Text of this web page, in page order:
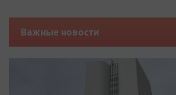
Важные новости